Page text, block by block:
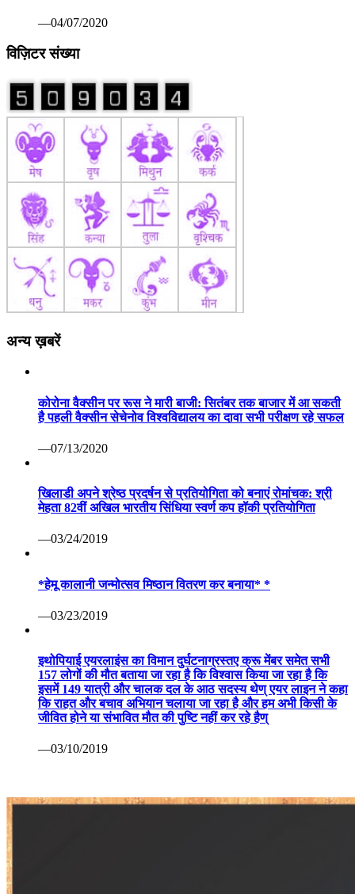
—04/07/2020
विज़िटर संख्या
अन्य ख़बरें
कोरोना वैक्सीन पर रूस ने मारी बाजी: सितंबर तक बाजार में आ सकती
है पहली वैक्सीन सेचेनोव विश्वविद्यालय का दावा सभी परीक्षण रहे सफल
—07/13/2020
खिलाडी अपने श्रेष्ठ प्रदर्षन से प्रतियोगिता को बनाएं रोमांचक: श्री
मेहता 82वीं अखिल भारतीय सिंधिया स्वर्ण कप हॉकी प्रतियोगिता
—03/24/2019
*हेमू कालानी जन्मोत्सव मिष्ठान वितरण कर बनाया* *
—03/23/2019
इथोपियाई एयरलाइंस का विमान दुर्घटनाग्रस्तए क्रू मेंबर समेत सभी
157 लोगों की मौत बताया जा रहा है कि विश्वास किया जा रहा है कि
इसमें 149 यात्री और चालक दल के आठ सदस्य थेण् एयर लाइन ने कहा
कि राहत और बचाव अभियान चलाया जा रहा है और हम अभी किसी के
जीवित होने या संभावित मौत की पुष्टि नहीं कर रहे हैण्
—03/10/2019